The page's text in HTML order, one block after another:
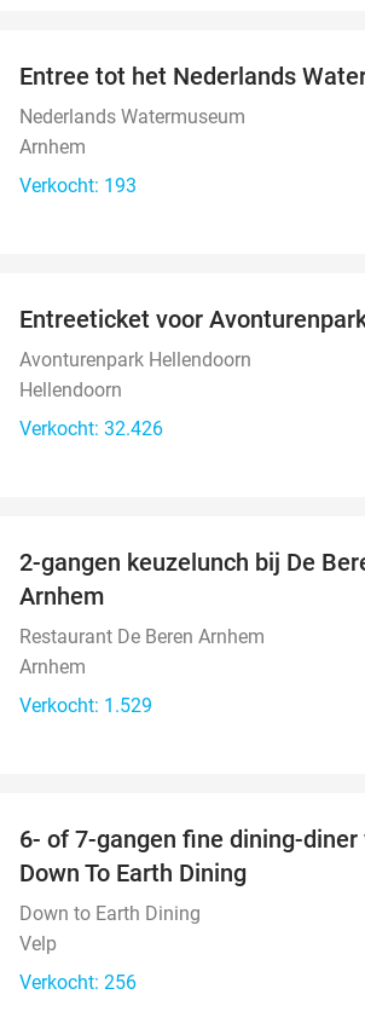
Entree tot het Nederlands
Nederlands Watermuseum
Arnhem
Verkocht: 193
Entreeticket voor
Avonturenpark Hellendoorn
Hellendoorn
Verkocht: 32.426
2-gangen keuzelunch bij De
Arnhem
Restaurant De Beren Arnhem
Arnhem
Verkocht: 1.529
6- of 7-gangen fine dining-diner
Down To Earth Dining
Down to Earth Dining
Velp
Verkocht: 256